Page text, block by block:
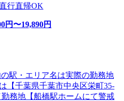
行直帰OK
円〜19,890円
駅・エリア名は実際の勤務地
【千葉県千葉市中央区栄町35-
務地【船橋駅ホームにて警戒